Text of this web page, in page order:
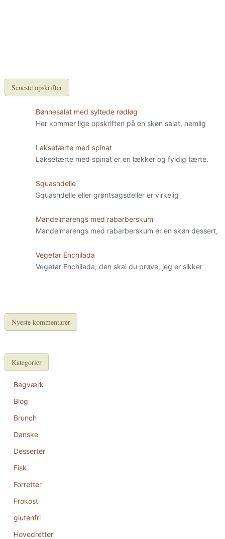
Seneste opskrifter
Bønnesalat med syltede rødløg
Her kommer lige opskriften på en skøn salat, nemlig
Laksetærte med spinat
Laksetærte med spinat er en lækker og fyldig tærte.
Squashdelle
Squashdelle eller grøntsagsdeller er virkelig
Mandelmarengs med rabarberskum
Mandelmarengs med rabarberskum er en skøn dessert,
Vegetar Enchilada
Vegetar Enchilada, den skal du prøve, jeg er sikker
Nyeste kommentarer
Kategorier
Bagværk
Blog
Brunch
Danske
Desserter
Fisk
Forretter
Frokost
glutenfri
Hovedretter